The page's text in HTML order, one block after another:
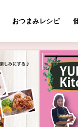
おつまみレシピ